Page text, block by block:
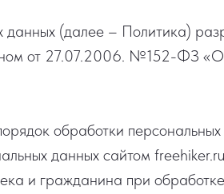
данных (далее – Политика)
от 27.07.2006. №152-ФЗ «О
обработки
данных сайтом
и гражданина при